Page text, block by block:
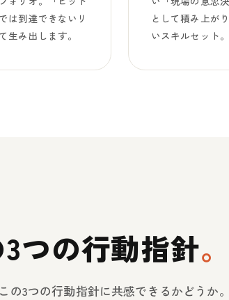
は到達できないリ
生み出します。
として積み上が
いスキルセット。
つの行動指針。
の3つの行動指針に共感できるかどうか